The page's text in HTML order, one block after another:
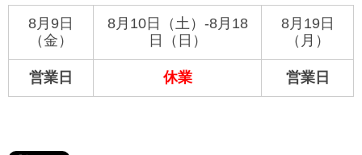
お問い合わせ
8月9日
（金）
8月10日（土）-8月18
日（日）
8月19日
（月）
営業日 休業 営業日